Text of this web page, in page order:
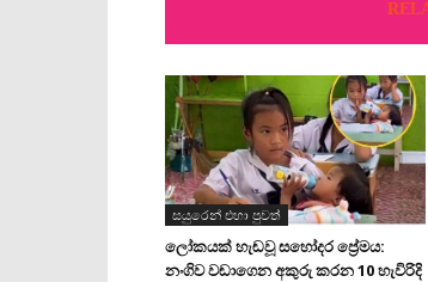
සයුරෙන් එහා පුවත්
ලෝකයක් හැඬවූ සහෝදර ප්‍රේමය:
නංගිව වඩාගෙන අකුරු කරන 10 හැවිරිදි